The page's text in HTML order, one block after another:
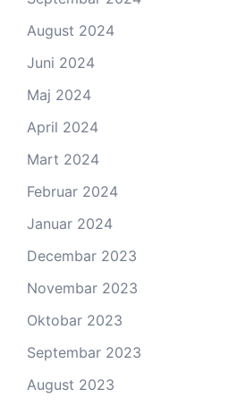
August 2024
Juni 2024
Maj 2024
April 2024
Mart 2024
Februar 2024
Januar 2024
Decembar 2023
Novembar 2023
Oktobar 2023
Septembar 2023
August 2023